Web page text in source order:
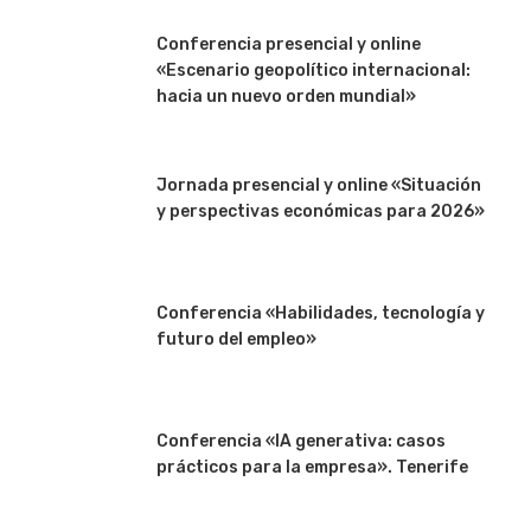
Conferencia presencial y online
«Escenario geopolítico internacional:
hacia un nuevo orden mundial»
Jornada presencial y online «Situación
y perspectivas económicas para 2026»
Conferencia «Habilidades, tecnología y
futuro del empleo»
Conferencia «IA generativa: casos
prácticos para la empresa». Tenerife